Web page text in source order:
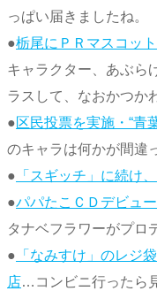
っぱい届きましたね。
●栃尾にＰＲマスコッ
キャラクター、あぶら
ラスして、なおかつか
●区民投票を実施・“青
のキャラは何かが間違
● 「スギッチ」に続け
●パパたこＣＤデビュ
タナベフラワーがプロ
● 「なみすけ」のレジ
店…コンビニ行ったら